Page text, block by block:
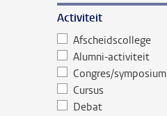
Activiteit
Afscheidscollege
Alumni-activiteit
Congres/symposium
Cursus
Debat